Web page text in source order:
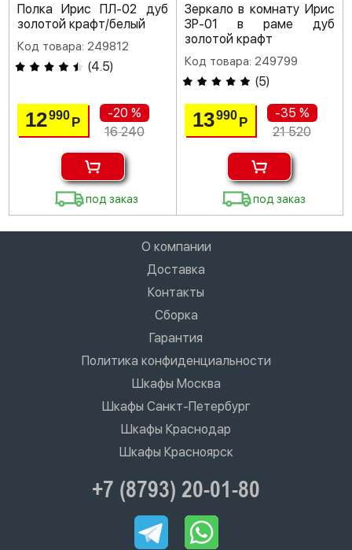
Полка Ирис ПЛ-02 дуб
золотой крафт/белый
Код товара: 249812
(4.5)
12990Р
-20 %
16 240
под заказ
Зеркало в комнату Ирис
ЗР-01 в раме дуб
золотой крафт
Код товара: 249799
(5)
13990 Р
-35 %
21 520
под заказ
О компании
Доставка
Контакты
Сборка
Гарантия
Политика конфиденциальности
Шкафы Москва
Шкафы Санкт-Петербург
Шкафы Краснодар
Шкафы Красноярск
+7 (8793) 20-01-80